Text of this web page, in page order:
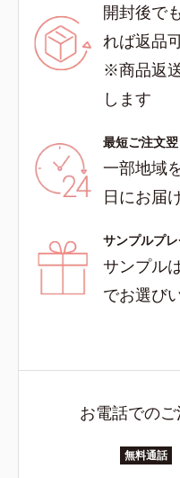
開封後で
れば返品
※商品返
します
最短ご注文
一部地域
日にお届
サンプルプ
サンプル
でお選び
お電話での
無料通話